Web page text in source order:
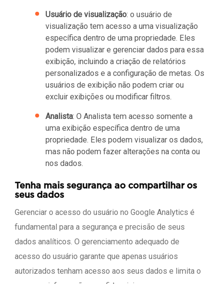
Usuário de visualização: o usuário de
visualização tem acesso a uma visualização
específica dentro de uma propriedade. Eles
podem visualizar e gerenciar dados para essa
exibição, incluindo a criação de relatórios
personalizados e a configuração de metas. Os
usuários de exibição não podem criar ou
excluir exibições ou modificar filtros.
Analista: O Analista tem acesso somente a
uma exibição específica dentro de uma
propriedade. Eles podem visualizar os dados,
mas não podem fazer alterações na conta ou
nos dados.
Tenha mais segurança ao compartilhar os
seus dados
Gerenciar o acesso do usuário no Google Analytics é
fundamental para a segurança e precisão de seus
dados analíticos. O gerenciamento adequado de
acesso do usuário garante que apenas usuários
autorizados tenham acesso aos seus dados e limita o